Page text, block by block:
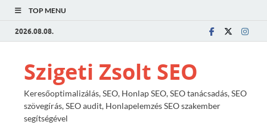
TOP MENU
2026.08.08.
Szigeti Zsolt SEO
Keresőoptimalizálás, SEO, Honlap SEO, SEO tanácsadás, SEO
szövegírás, SEO audit, Honlapelemzés SEO szakember
segítségével